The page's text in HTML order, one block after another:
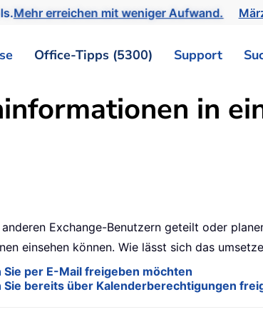
Mehr erreichen mit weniger Aufwand.
Office-Tipps (5300) Support
in
Exchange-Benutzern geteilt oder
einsehen können. Wie lässt sich das
per E-Mail freigeben möchten
bereits über Kalenderberechtigungen